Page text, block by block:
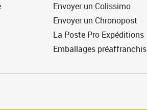
Envoyer un Colissimo
Envoyer un Chronopost
La Poste Pro Expéditions
Emballages préaffranchis